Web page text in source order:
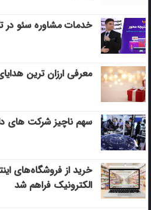
خدمات مشاوره سئو در
معرفی ارزان ترین
سهم ناچیز شرکت های
خرید از فروشگاه‌های
الکترونیک فراهم شد